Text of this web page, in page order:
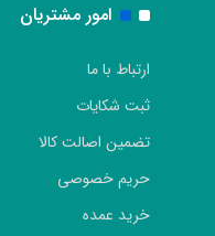
امور مشتریان
ارتباط با ما
ثبت شکایات
تضمین اصالت کالا
حریم خصوصی
خرید عمده